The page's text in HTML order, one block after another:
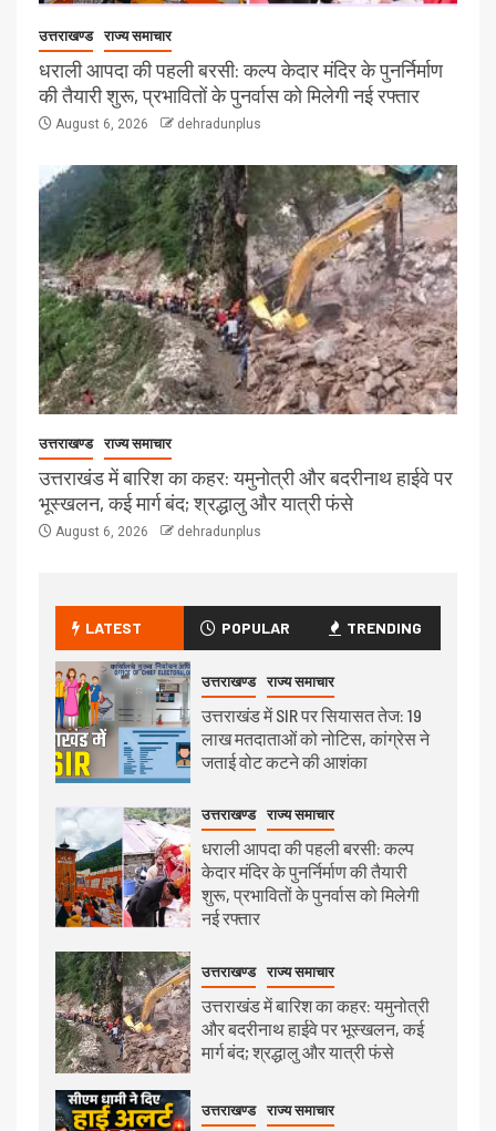
उत्तराखण्ड राज्य समाचार
धराली आपदा की पहली बरसी: कल्प केदार मंदिर के पुनर्निर्माण
की तैयारी शुरू, प्रभावितों के पुनर्वास को मिलेगी नई रफ्तार
August 6, 2026 dehradunplus
उत्तराखण्ड राज्य समाचार
उत्तराखंड में बारिश का कहर: यमुनोत्री और बदरीनाथ हाईवे पर
भूस्खलन, कई मार्ग बंद; श्रद्धालु और यात्री फंसे
August 6, 2026 dehradunplus
LATEST POPULAR TRENDING
उत्तराखण्ड राज्य समाचार
उत्तराखंड में SIR पर सियासत तेज: 19
लाख मतदाताओं को नोटिस, कांग्रेस ने
जताई वोट कटने की आशंका
उत्तराखण्ड राज्य समाचार
धराली आपदा की पहली बरसी: कल्प
केदार मंदिर के पुनर्निर्माण की तैयारी
शुरू, प्रभावितों के पुनर्वास को मिलेगी
नई रफ्तार
उत्तराखण्ड राज्य समाचार
उत्तराखंड में बारिश का कहर: यमुनोत्री
और बदरीनाथ हाईवे पर भूस्खलन, कई
मार्ग बंद; श्रद्धालु और यात्री फंसे
उत्तराखण्ड राज्य समाचार